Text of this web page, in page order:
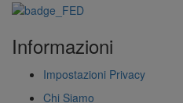
Informazioni
Impostazioni Privacy
Chi Siamo